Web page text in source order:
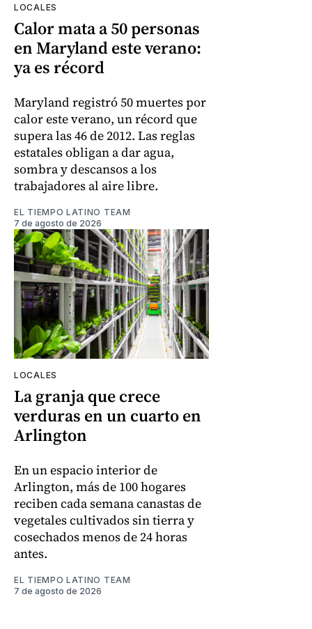
LOCALES
Calor mata a 50 personas
en Maryland este verano:
ya es récord
Maryland registró 50 muertes por
calor este verano, un récord que
supera las 46 de 2012. Las reglas
estatales obligan a dar agua,
sombra y descansos a los
trabajadores al aire libre.
EL TIEMPO LATINO TEAM
7 de agosto de 2026
LOCALES
La granja que crece
verduras en un cuarto en
Arlington
En un espacio interior de
Arlington, más de 100 hogares
reciben cada semana canastas de
vegetales cultivados sin tierra y
cosechados menos de 24 horas
antes.
EL TIEMPO LATINO TEAM
7 de agosto de 2026